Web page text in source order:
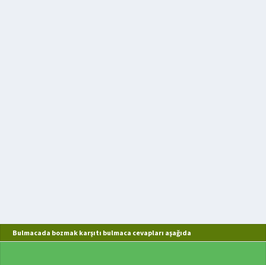
Bulmacada bozmak karşıtı bulmaca cevapları aşağıda